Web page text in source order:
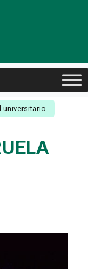
universitario